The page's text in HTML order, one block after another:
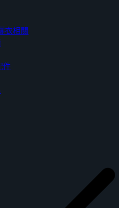
衣相關
件